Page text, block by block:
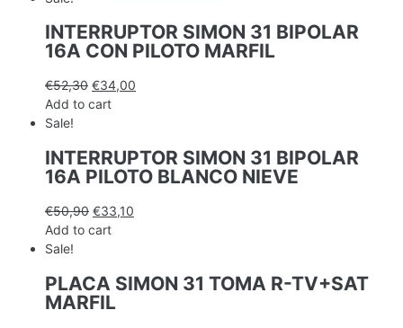
INTERRUPTOR SIMON 31 BIPOLAR
16A CON PILOTO MARFIL
€52,30 €34,00
Add to cart
Sale!
INTERRUPTOR SIMON 31 BIPOLAR
16A PILOTO BLANCO NIEVE
€50,90 €33,10
Add to cart
Sale!
PLACA SIMON 31 TOMA R-TV+SAT
MARFIL